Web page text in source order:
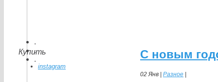
.
.
.
Купить
instagram
С новым
02 Янв | Разное